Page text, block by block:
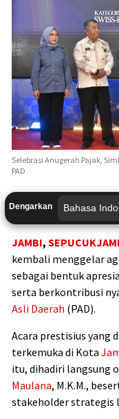
Selebrasi Anugerah Pajak,
PAD
Dengarkan
JAMBI,
kembali menggelar
sebagai bentuk
serta berkontribusi
Asli Daerah (PAD).
Acara prestisius yang
terkemuka di Kota
itu, dihadiri langsung
Maulana, M.K.M.,
stakeholder strategis